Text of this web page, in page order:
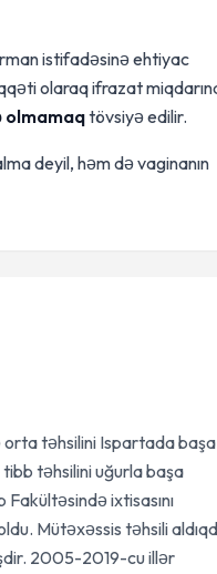
istifadəsinə ehtiyac
olaraq ifrazat
olmamaqtövsiyə edilir.
deyil, həm də vaginanın
orta təhsilini Ispartada başa
təhsilini uğurla başa
ixtisasını
Mütəxəssis təhsili
2005-2019-cu illər